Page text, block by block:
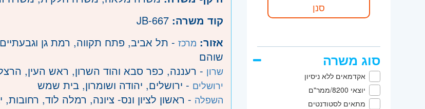
סוג משרה
אקדמאים ללא ניסיון
יוצאי 8200/ממר"ם
מתאים לסטודנטים
קוד משרה:
אזור: מרכז - תל אביב, פתח תקווה, רמת גן
שוהם
שרון - רעננה, כפר סבא והוד השרון, ראש העין,
ירושלים - ירושלים, יהודה ושומרון, בית שמש
השפלה - ראשון לציון ונס- ציונה, רמלה לוד, רחובות,